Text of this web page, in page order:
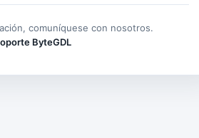
comuníquese con nosotros.
ByteGDL